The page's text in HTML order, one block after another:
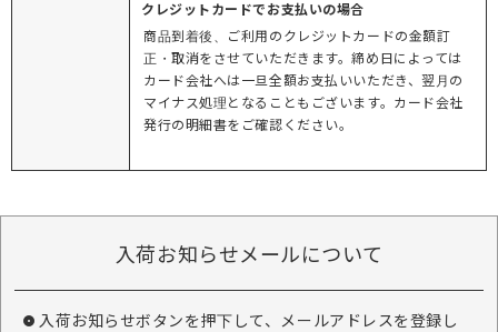
クレジットカードでお支払いの場合
商品到着後、ご利用のクレジットカードの金額訂
正・取消をさせていただきます。締め日によっては
カード会社へは一旦全額お支払いいただき、翌月の
マイナス処理となることもございます。カード会社
発行の明細書をご確認ください。
入荷お知らせメールについて
入荷お知らせボタンを押下して、メールアドレスを登録し